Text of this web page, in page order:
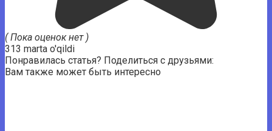
( Пока оценок нет )
313 marta o'qildi
Понравилась статья? Поделиться с друзьями:
Вам также может быть интересно